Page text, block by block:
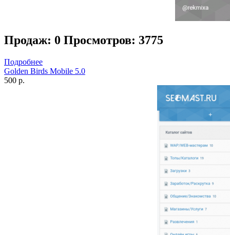
Продаж: 0 Просмотров: 3775
Подробнее
Golden Birds Mobile 5.0
500 р.